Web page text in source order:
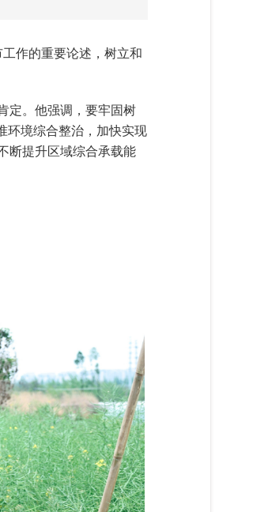
作的重要论述，树立和
定。他强调，要牢固树
环境综合整治，加快实现
断提升区域综合承载能